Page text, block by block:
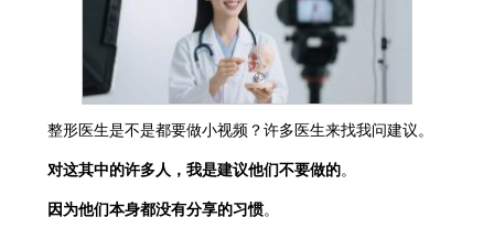
整形医生是不是都要做小视频？许多医生来找我问建议。
对这其中的许多人，我是建议他们不要做的。
因为他们本身都没有分享的习惯。